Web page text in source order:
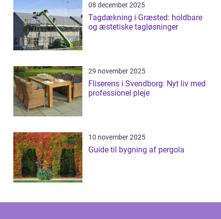
08 december 2025
Tagdækning i Græsted: holdbare
og æstetiske tagløsninger
29 november 2025
Fliserens i Svendborg: Nyt liv med
professionel pleje
10 november 2025
Guide til bygning af pergola